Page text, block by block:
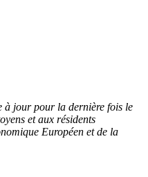
à jour pour la dernière fois le
et aux résidents
Européen et de la